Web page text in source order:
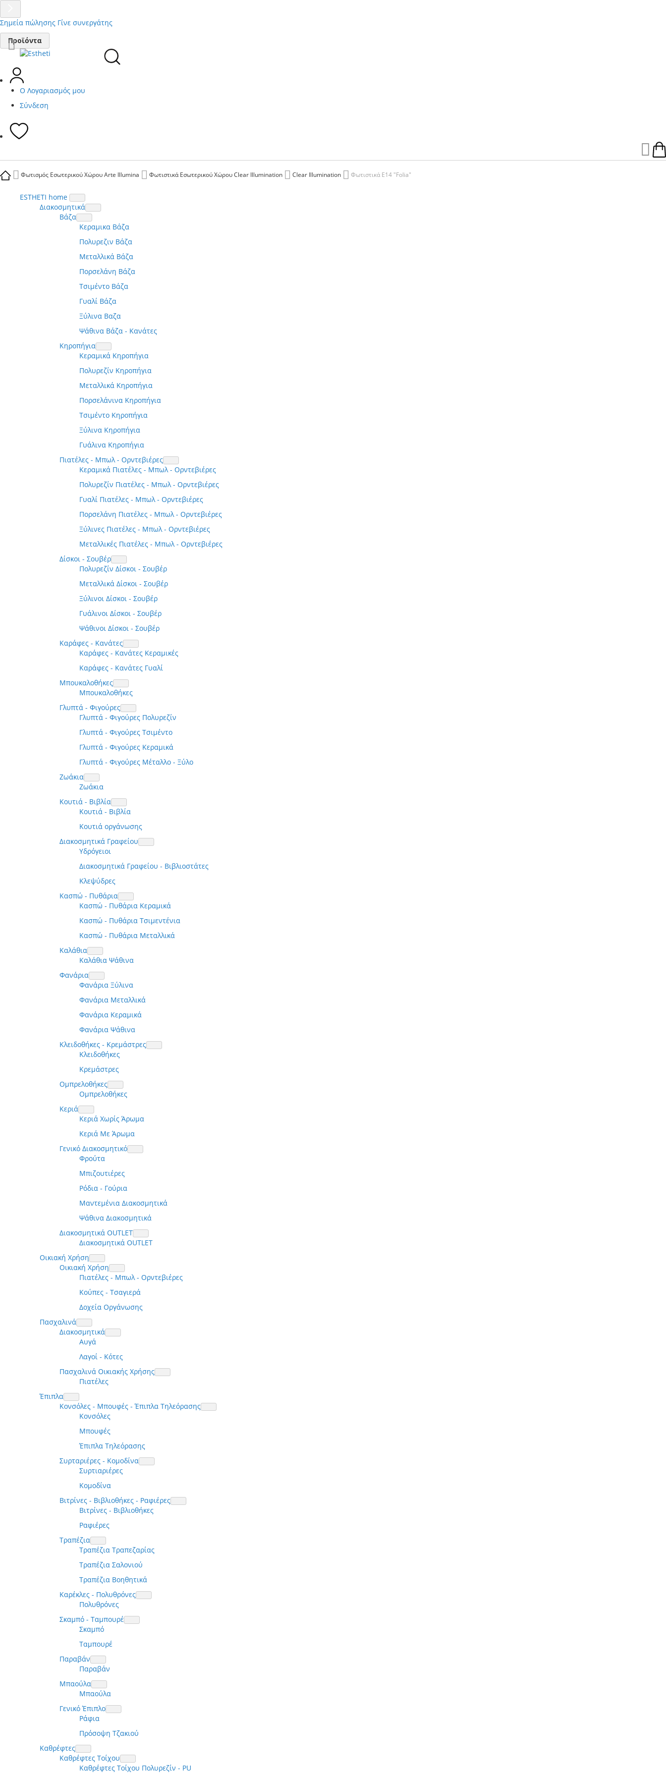
Σημεία πώλησης Γίνε συνεργάτης
Μετάβαση
στο
περιεχόμενο
Προϊόντα
Ο Λογαριασμός μου
Σύνδεση
Φωτισμός Εσωτερικού Χώρου Arte Illumina Φωτιστικά Εσωτερικού Χώρου Clear Illumination Clear Illumination Φωτιστικά E14 "Folia"
ESTHETI home
Διακοσμητικά
Βάζα
Κεραμικα Βάζα
Πολυρεζιν Βάζα
Μεταλλικά Βάζα
Πορσελάνη Βάζα
Τσιμέντο Βάζα
Γυαλί Βάζα
Ξύλινα Βαζα
Ψάθινα Βάζα - Κανάτες
Κηροπήγια
Κεραμικά Κηροπήγια
Πολυρεζίν Κηροπήγια
Μεταλλικά Κηροπήγια
Πορσελάνινα Κηροπήγια
Τσιμέντο Κηροπήγια
Ξύλινα Κηροπήγια
Γυάλινα Κηροπήγια
Πιατέλες - Μπωλ - Ορντεβιέρες
Κεραμικά Πιατέλες - Μπωλ - Ορντεβιέρες
Πολυρεζίν Πιατέλες - Μπωλ - Ορντεβιέρες
Γυαλί Πιατέλες - Μπωλ - Ορντεβιέρες
Πορσελάνη Πιατέλες - Μπωλ - Ορντεβιέρες
Ξύλινες Πιατέλες - Μπωλ - Ορντεβιέρες
Μεταλλικές Πιατέλες - Μπωλ - Ορντεβιέρες
Δίσκοι - Σουβέρ
Πολυρεζίν Δίσκοι - Σουβέρ
Μεταλλικά Δίσκοι - Σουβέρ
Ξύλινοι Δίσκοι - Σουβέρ
Γυάλινοι Δίσκοι - Σουβέρ
Ψάθινοι Δίσκοι - Σουβέρ
Καράφες - Κανάτες
Καράφες - Κανάτες Κεραμικές
Καράφες - Κανάτες Γυαλί
Μπουκαλοθήκες
Μπουκαλοθήκες
Γλυπτά - Φιγούρες
Γλυπτά - Φιγούρες Πολυρεζίν
Γλυπτά - Φιγούρες Τσιμέντο
Γλυπτά - Φιγούρες Κεραμικά
Γλυπτά - Φιγούρες Μέταλλο - Ξύλο
Ζωάκια
Ζωάκια
Κουτιά - Βιβλία
Κουτιά - Βιβλία
Κουτιά οργάνωσης
Διακοσμητικά Γραφείου
Υδρόγειοι
Διακοσμητικά Γραφείου - Βιβλιοστάτες
Κλεψύδρες
Κασπώ - Πυθάρια
Κασπώ - Πυθάρια Κεραμικά
Κασπώ - Πυθάρια Τσιμεντένια
Κασπώ - Πυθάρια Μεταλλικά
Καλάθια
Καλάθια Ψάθινα
Φανάρια
Φανάρια Ξύλινα
Φανάρια Μεταλλικά
Φανάρια Κεραμικά
Φανάρια Ψάθινα
Κλειδοθήκες - Κρεμάστρες
Κλειδοθήκες
Κρεμάστρες
Ομπρελοθήκες
Ομπρελοθήκες
Κεριά
Κεριά Χωρίς Άρωμα
Κεριά Με Άρωμα
Γενικό Διακοσμητικό
Φρούτα
Μπιζουτιέρες
Ρόδια - Γούρια
Μαντεμένια Διακοσμητικά
Ψάθινα Διακοσμητικά
Διακοσμητικά OUTLET
Διακοσμητικά OUTLET
Οικιακή Χρήση
Οικιακή Χρήση
Πιατέλες - Μπωλ - Ορντεβιέρες
Κούπες - Τσαγιερά
Δοχεία Οργάνωσης
Πασχαλινά
Διακοσμητικά
Αυγά
Λαγοί - Κότες
Πασχαλινά Οικιακής Χρήσης
Πιατέλες
Έπιπλα
Κονσόλες - Μπουφές - Έπιπλα Τηλεόρασης
Κονσόλες
Μπουφές
Έπιπλα Τηλεόρασης
Συρταριέρες - Κομοδίνα
Συρτιαριέρες
Κομοδίνα
Βιτρίνες - Βιβλιοθήκες - Ραφιέρες
Βιτρίνες - Βιβλιοθήκες
Ραφιέρες
Τραπέζια
Τραπέζια Τραπεζαρίας
Τραπέζια Σαλονιού
Τραπέζια Βοηθητικά
Καρέκλες - Πολυθρόνες
Πολυθρόνες
Σκαμπό - Ταμπουρέ
Σκαμπό
Ταμπουρέ
Παραβάν
Παραβάν
Μπαούλα
Μπαούλα
Γενικό Έπιπλο
Ράφια
Πρόσοψη Τζακιού
Καθρέφτες
Καθρέφτες Τοίχου
Καθρέφτες Τοίχου Πολυρεζίν - PU